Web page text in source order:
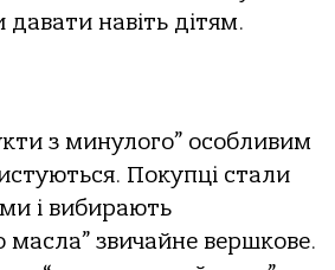
давати навіть дітям.
з минулого” особливим
Покупці стали
і вибирають
масла” звичайне вершкове.